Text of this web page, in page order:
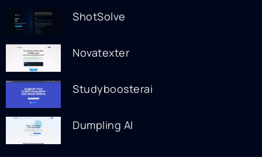
ShotSolve
Novatexter
Studyboosterai
Dumpling AI